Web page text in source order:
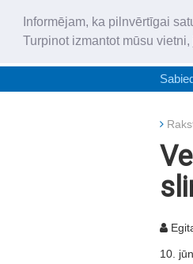
Informējam, ka pilnvērtīgai
Turpinot izmantot mūsu
10.